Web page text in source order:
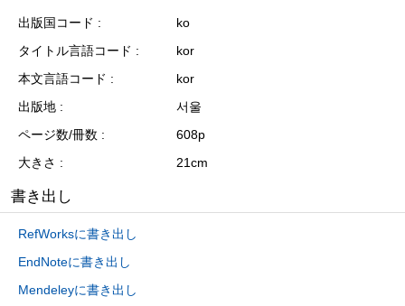
出版国コード
ko
タイトル言語コード
kor
本文言語コード
kor
出版地
서울
ページ数/冊数
608p
大きさ
21cm
書き出し
RefWorksに書き出し
EndNoteに書き出し
Mendeleyに書き出し